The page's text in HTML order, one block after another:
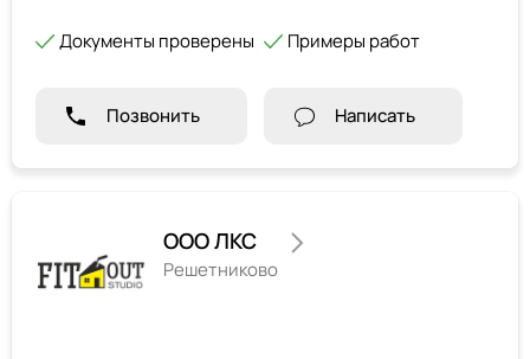
Документы проверены Примеры работ
Позвонить Написать
ООО ЛКС
Решетниково